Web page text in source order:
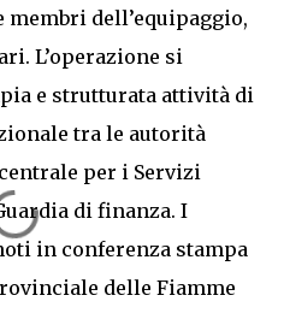
dell’equipaggio,
L’operazione si
e strutturata attività di
tra le autorità
per i Servizi
di finanza. I
in conferenza stampa
delle Fiamme